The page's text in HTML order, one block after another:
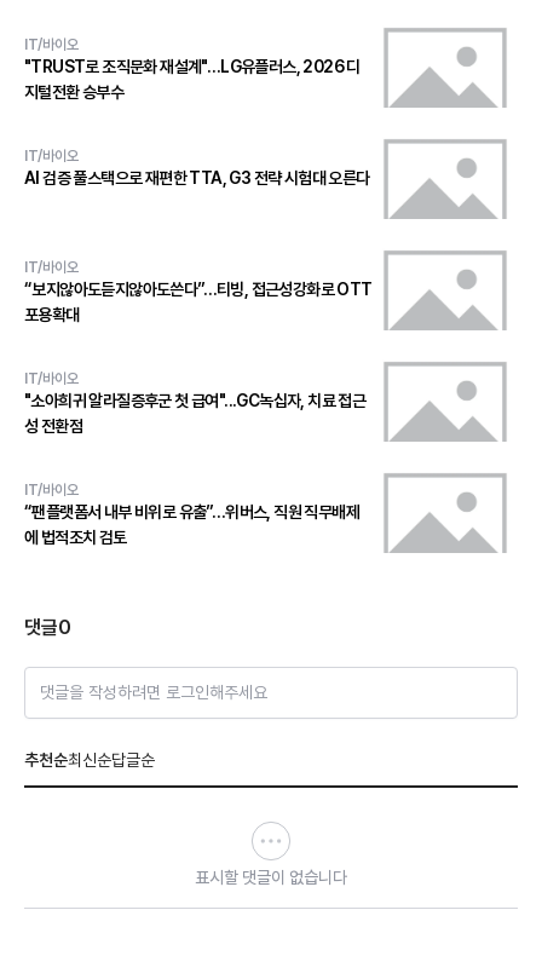
IT/바이오
"TRUST로 조직문화 재설계"…LG유플러스, 2026 디
지털전환 승부수
IT/바이오
AI 검증 풀스택으로 재편한 TTA, G3 전략 시험대 오른다
IT/바이오
“보지않아도듣지않아도쓴다”…티빙, 접근성강화로 OTT
포용확대
IT/바이오
"소아희귀 알라질증후군 첫 급여"...GC녹십자, 치료 접근
성 전환점
IT/바이오
“팬플랫폼서 내부 비위로 유출”…위버스, 직원 직무배제
에 법적조치 검토
댓글0
댓글을 작성하려면 로그인해주세요
추천순최신순답글순
표시할 댓글이 없습니다